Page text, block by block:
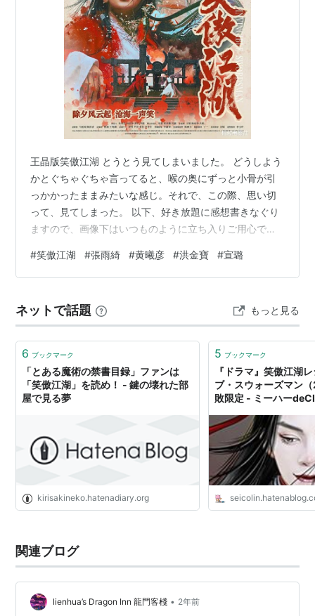
秘曲 笑傲江湖〈1〉殺戮の序曲 金
庸武侠小説集 (徳間文庫)
作者:金庸,岡崎由美,小島瑞紀
出版社/メーカー:徳間書店
発売日:2007/06/01
メディア:文庫
購入: 2人クリック: 29回
秘曲 笑傲江湖〈2〉幻の旋律 (徳間
文庫)
作者:金庸,岡崎由美,小島瑞紀
発売日:2007/07/01
秘曲 笑傲江湖〈3〉魔教の美姫
作者: 金庸,岡崎由美,小島瑞紀
出版社/メーカー:
徳間書店
メディア:文庫
: 4回
この商品を含むブログ (13件) を見る
秘曲 笑傲江湖〈4〉天魔復活す (徳
間文庫)
メディア:文庫
購入: 2人クリック: 1回
王晶版笑傲江湖 とうとう見てしまいました。 どうしよう
かとぐちゃぐちゃ言ってると、喉の奥にずっと小骨が引
っかかったままみたいな感じ。それで、この際、思い切
って、見てしまった。 以下、好き放題に感想書きなぐり
ますので、画像下はいつものように立ち入りご用心で
なく、徐克の「笑傲江湖Ⅱ東方不敗」です。李連杰の冷狐
冲の映画、というより林青霞の東方不敗が強烈なイメー
ョンをそのまま持ってきたような造形や舞台で東方不敗
を演じた張雨綺のプレッシャーは大変なものだったろう
#笑傲江湖 #張雨綺 #黄曦彦 #洪金寶 #宣璐
ネットで話題 もっと見る
6 ブックマーク
「とある魔術の禁書目録」ファンは
「笑傲江湖」を読め！ - 鍵の壊れた部
屋で見る夢
kirisakineko.hatenadiary.org
5 ブックマーク
『ドラマ』笑傲江湖
ブ・スウォーズマン
敗限定 - ミーハー
関連ブログ
lienhua’s Dragon Inn 龍門客棧 • 2年前